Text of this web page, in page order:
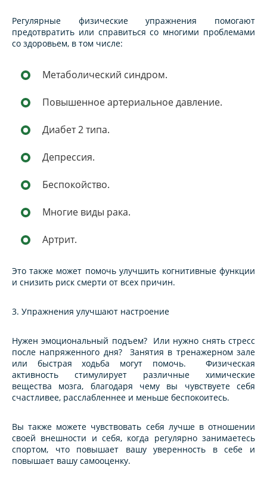
Регулярные физические упражнения помогают
предотвратить или справиться со многими проблемами
со здоровьем, в том числе:
Метаболический синдром.
Повышенное артериальное давление.
Диабет 2 типа.
Депрессия.
Беспокойство.
Многие виды рака.
Артрит.
Это также может помочь улучшить когнитивные функции
и снизить риск смерти от всех причин.
3. Упражнения улучшают настроение
Нужен эмоциональный подъем? Или нужно снять стресс
после напряженного дня? Занятия в тренажерном зале
или быстрая ходьба могут помочь. Физическая
активность стимулирует различные химические
вещества мозга, благодаря чему вы чувствуете себя
счастливее, расслабленнее и меньше беспокоитесь.
Вы также можете чувствовать себя лучше в отношении
своей внешности и себя, когда регулярно занимаетесь
спортом, что повышает вашу уверенность в себе и
повышает вашу самооценку.